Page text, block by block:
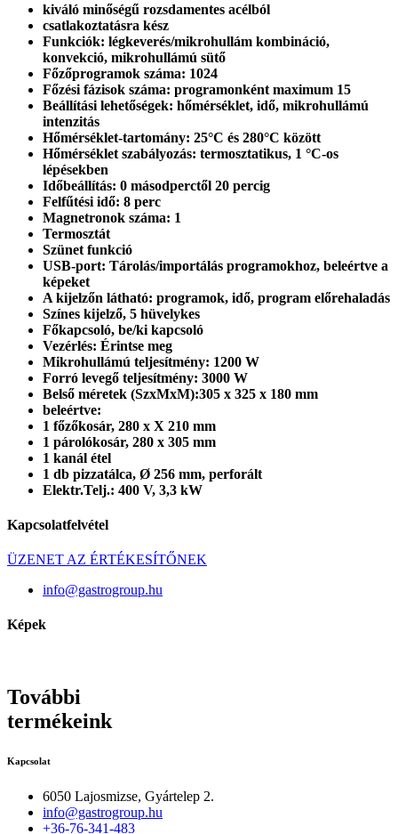
kiváló minőségű rozsdamentes acélból
csatlakoztatásra kész
Funkciók: légkeverés/mikrohullám kombináció,
konvekció, mikrohullámú sütő
Főzőprogramok száma: 1024
Főzési fázisok száma: programonként maximum 15
Beállítási lehetőségek: hőmérséklet, idő, mikrohullámú
intenzitás
Hőmérséklet-tartomány: 25°C és 280°C között
Hőmérséklet szabályozás: termosztatikus, 1 °C-os
lépésekben
Időbeállítás: 0 másodperctől 20 percig
Felfűtési idő: 8 perc
Magnetronok száma: 1
Termosztát
Szünet funkció
USB-port: Tárolás/importálás programokhoz, beleértve a
képeket
A kijelzőn látható: programok, idő, program előrehaladás
Színes kijelző, 5 hüvelykes
Főkapcsoló, be/ki kapcsoló
Vezérlés: Érintse meg
Mikrohullámú teljesítmény: 1200 W
Forró levegő teljesítmény: 3000 W
Belső méretek (SzxMxM):305 x 325 x 180 mm
beleértve:
1 főzőkosár, 280 x X 210 mm
1 párolókosár, 280 x 305 mm
1 kanál étel
1 db pizzatálca, Ø 256 mm, perforált
Elektr.Telj.: 400 V, 3,3 kW
Kapcsolatfelvétel
ÜZENET AZ ÉRTÉKESÍTŐNEK
info@gastrogroup.hu
Képek
További
termékeink
Kapcsolat
6050 Lajosmizse, Gyártelep 2.
info@gastrogroup.hu
+36-76-341-483